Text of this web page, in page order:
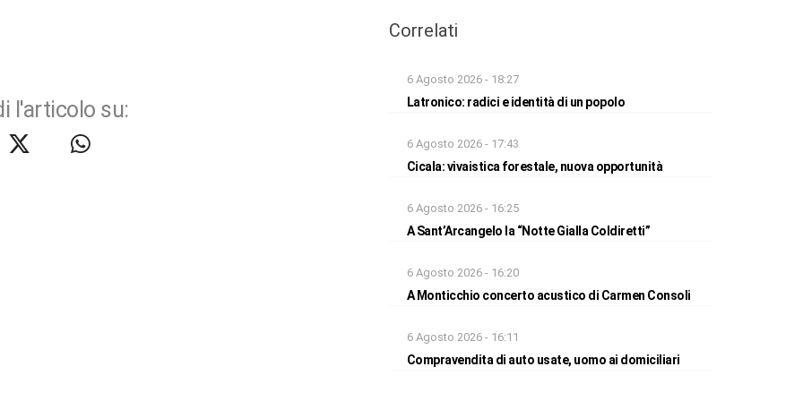
l'articolo su:
Correlati
6 Agosto 2026 - 18:27
Latronico: radici e identità di un popolo
6 Agosto 2026 - 17:43
Cicala: vivaistica forestale, nuova opportunità
6 Agosto 2026 - 16:25
A Sant’Arcangelo la “Notte Gialla Coldiretti”
6 Agosto 2026 - 16:20
A Monticchio concerto acustico di Carmen Consoli
6 Agosto 2026 - 16:11
Compravendita di auto usate, uomo ai domiciliari